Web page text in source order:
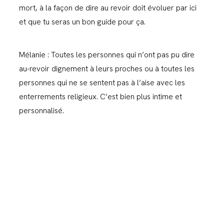
mort, à la façon de dire au revoir doit évoluer par ici
et que tu seras un bon guide pour ça.
Mélanie : Toutes les personnes qui n’ont pas pu dire
au-revoir dignement à leurs proches ou à toutes les
personnes qui ne se sentent pas à l’aise avec les
enterrements religieux. C’est bien plus intime et
personnalisé.